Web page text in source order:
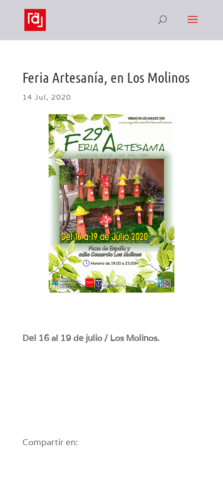
Feria Artesanía, en Los Molinos
14 Jul, 2020
Del 16 al 19 de julio / Los Molinos.
Compartir en: